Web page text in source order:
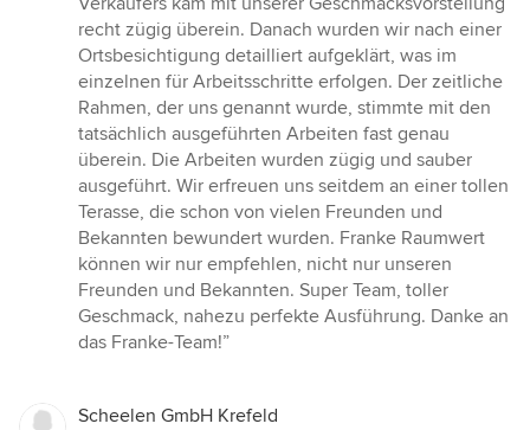
recht zügig überein. Danach wurden wir nach einer
Ortsbesichtigung detailliert aufgeklärt, was im
einzelnen für Arbeitsschritte erfolgen. Der zeitliche
Rahmen, der uns genannt wurde, stimmte mit den
tatsächlich ausgeführten Arbeiten fast genau
überein. Die Arbeiten wurden zügig und sauber
ausgeführt. Wir erfreuen uns seitdem an einer tollen
Terasse, die schon von vielen Freunden und
Bekannten bewundert wurden. Franke Raumwert
können wir nur empfehlen, nicht nur unseren
Freunden und Bekannten. Super Team, toller
Geschmack, nahezu perfekte Ausführung. Danke an
das Franke-Team!”
Scheelen GmbH Krefeld